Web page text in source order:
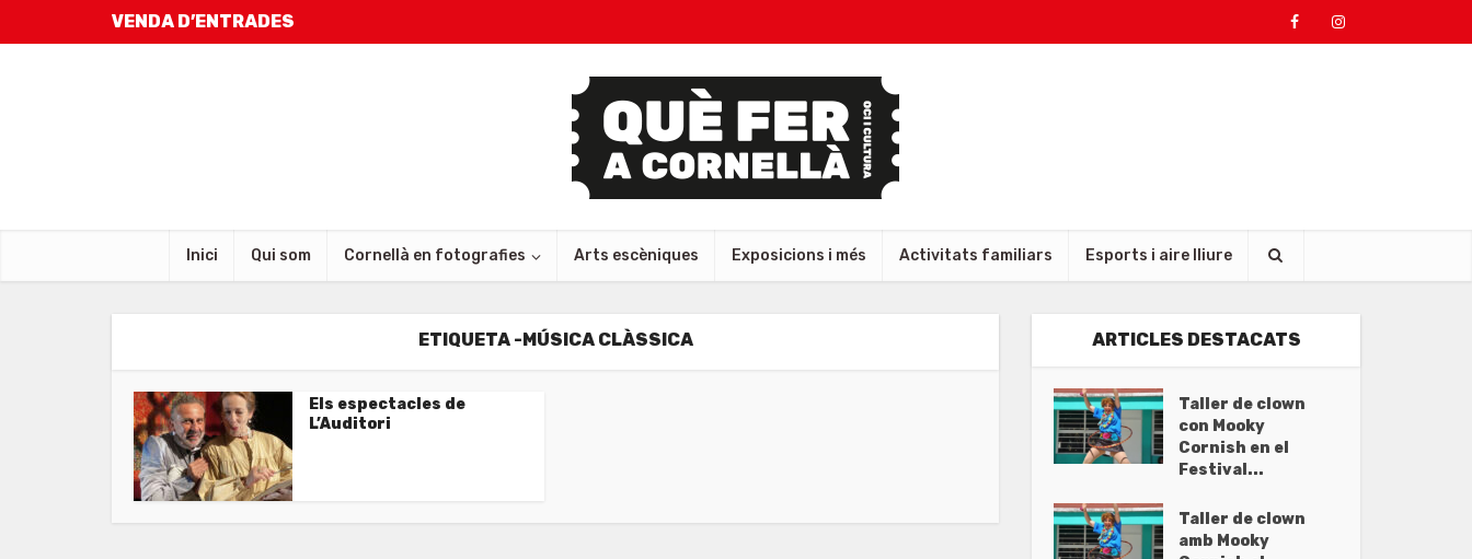
VENDA D’ENTRADES
Inici Qui som Cornellà en fotografies Arts escèniques Exposicions i més Activitats familiars Esports i aire lliure
ETIQUETA -MÚSICA CLÀSSICA
Els espectacles de
L’Auditori
ARTICLES DESTACATS
Taller de clown
con Mooky
Cornish en el
Festival...
Taller de clown
amb Mooky